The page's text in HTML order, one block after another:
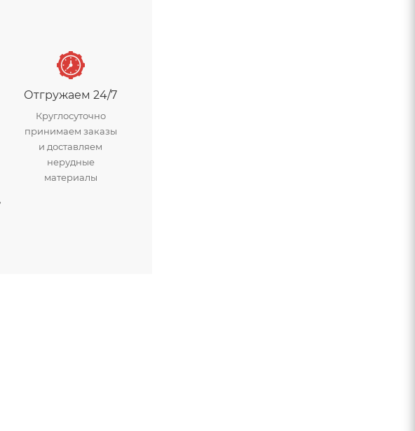
Отгружаем 24/7
Круглосуточно
принимаем заказы
и доставляем
нерудные
материалы